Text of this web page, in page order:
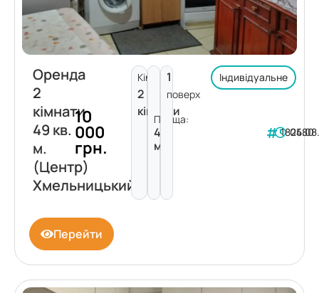
Оренда
2
кімнати
49 кв.
м.
(Центр)
Хмельницький
10
000
грн.
Кімнат:
2
кімнати
Площа:
49
м²
1
поверх
Індивідуальне
182480
Перейти